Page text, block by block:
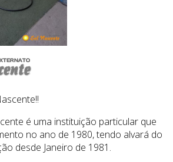
é uma instituição particular que
no ano de 1980, tendo alvará do
desde Janeiro de 1981.